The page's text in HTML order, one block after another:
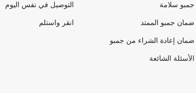
جمبو سلامة
ضمان جمبو الممتد
ضمان إعادة الشراء من جمبو
الأسئلة الشائعة
التوصيل في نفس اليوم
انقر واستلم